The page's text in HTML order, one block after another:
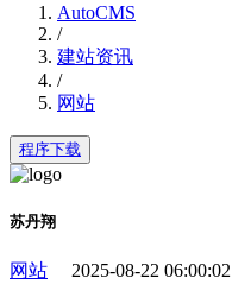
AutoCMS
/
建站资讯
/
网站
程序下载
苏丹翔
网站 2025-08-22 06:00:02